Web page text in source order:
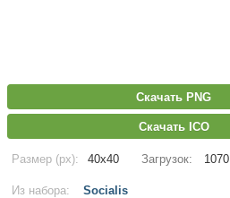
Скачать PNG
Скачать ICO
Размер (px): 40x40 Загрузок: 1070
Из набора: Socialis